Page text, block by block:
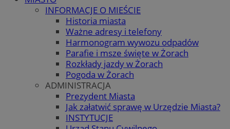
INFORMACJE O MIEŚCIE
Historia miasta
Ważne adresy i telefony
Harmonogram wywozu odpadów
Parafie i msze święte w Żorach
Rozkłady jazdy w Żorach
Pogoda w Żorach
ADMINISTRACJA
Prezydent Miasta
Jak załatwić sprawę w Urzędzie Miasta?
INSTYTUCJE